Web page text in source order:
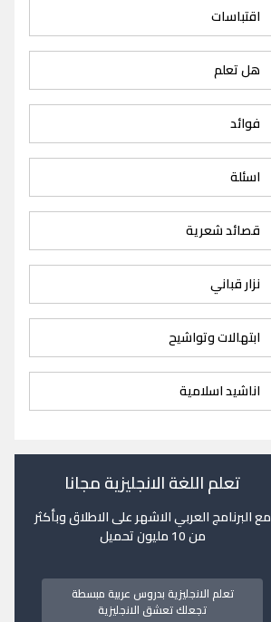
اقتباسات
هل تعلم
فوائد
اسئلة
قصائد شعرية
نزار قباني
ابتهالات وتواشيح
اناشيد اسلامية
تعلم اللغة الانجليزية مجانا
مع البرنامج العربي الاشهر على الاطلاق وبأكثر
من 10 مليون تحميل
تعلم الانجليزية بدروس عربية مبسطة
تجعلك تعشق الانجليزية